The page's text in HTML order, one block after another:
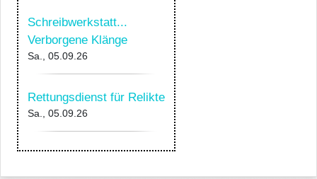
Schreibwerkstatt...
Verborgene Klänge
Sa., 05.09.26
Rettungsdienst für Relikte
Sa., 05.09.26